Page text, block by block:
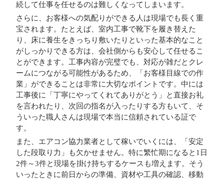
続して仕事を任せるのは難しくなってしまいます。
さらに、お客様への気配りができる人は現場でも長く重
宝されます。たとえば、室内工事で靴下を履き替えた
り、床に養生をきっちり敷いたりといった基本的なこと
がしっかりできる方は、会社側からも安心して任せるこ
とができます。工事内容が完璧でも、対応が雑だとクレ
ームにつながる可能性があるため、「お客様目線での作
業」ができることは非常に大切なポイントです。中には
工事後に「丁寧にやってくれてありがとう」と直接お礼
を言われたり、次回の指名が入ったりする方もいて、そ
ういった職人さんは現場で本当に信頼されている証で
す。
また、エアコン協力業者として稼いでいくには、「安定
した段取り力」も欠かせません。特に繁忙期になると1日
2件～3件と現場を掛け持ちするケースも増えます。そう
いったときに前日からの準備、資材や工具の確認、移動